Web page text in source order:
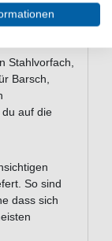
Kinetic
Stahlvorfach,
Barsch,
auf die
So sind
dass sich